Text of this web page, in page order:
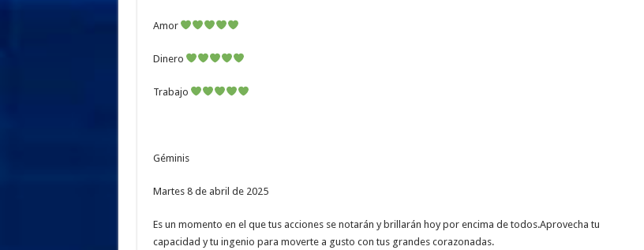
Amor
Dinero
Trabajo
Géminis
Martes 8 de abril de 2025
Es un momento en el que tus acciones se notarán y brillarán hoy por encima de todos.Aprovecha tu
capacidad y tu ingenio para moverte a gusto con tus grandes corazonadas.